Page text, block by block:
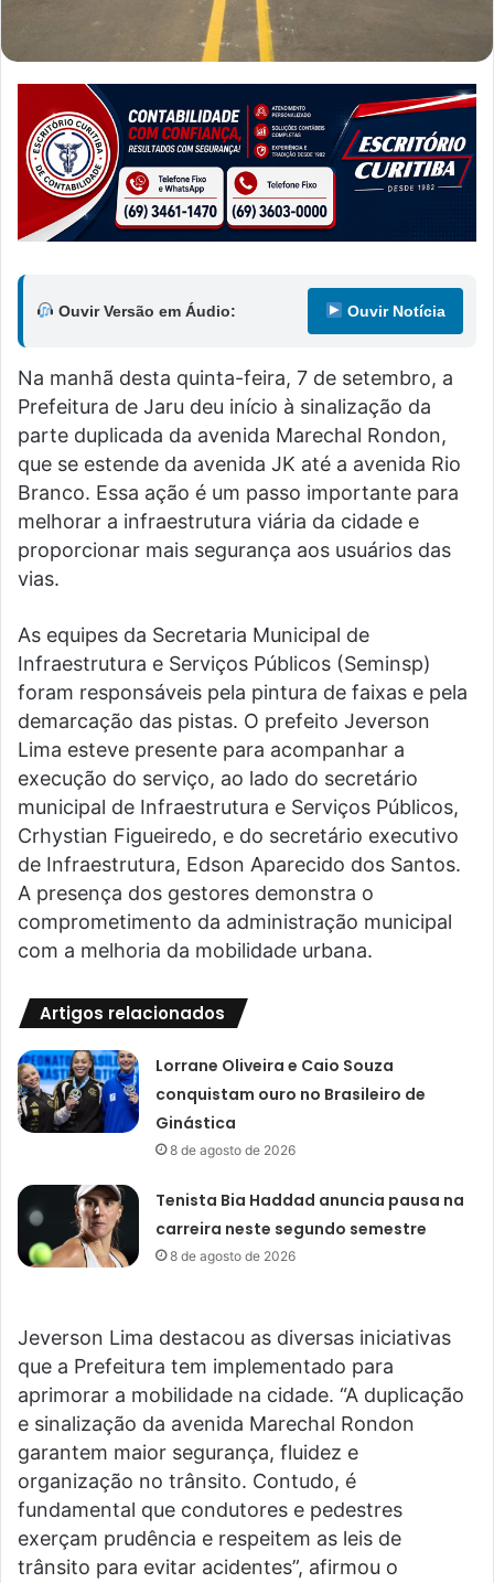
Ouvir Versão em Áudio: Ouvir Notícia
Na manhã desta quinta-feira, 7 de setembro, a
Prefeitura de Jaru deu início à sinalização da
parte duplicada da avenida Marechal Rondon,
que se estende da avenida JK até a avenida Rio
Branco. Essa ação é um passo importante para
melhorar a infraestrutura viária da cidade e
proporcionar mais segurança aos usuários das
vias.
As equipes da Secretaria Municipal de
Infraestrutura e Serviços Públicos (Seminsp)
foram responsáveis pela pintura de faixas e pela
demarcação das pistas. O prefeito Jeverson
Lima esteve presente para acompanhar a
execução do serviço, ao lado do secretário
municipal de Infraestrutura e Serviços Públicos,
Crhystian Figueiredo, e do secretário executivo
de Infraestrutura, Edson Aparecido dos Santos.
A presença dos gestores demonstra o
comprometimento da administração municipal
com a melhoria da mobilidade urbana.
Artigos relacionados
Lorrane Oliveira e Caio Souza
conquistam ouro no Brasileiro de
Ginástica
8 de agosto de 2026
Tenista Bia Haddad anuncia pausa na
carreira neste segundo semestre
8 de agosto de 2026
Jeverson Lima destacou as diversas iniciativas
que a Prefeitura tem implementado para
aprimorar a mobilidade na cidade. “A duplicação
e sinalização da avenida Marechal Rondon
garantem maior segurança, fluidez e
organização no trânsito. Contudo, é
fundamental que condutores e pedestres
exerçam prudência e respeitem as leis de
trânsito para evitar acidentes”, afirmou o